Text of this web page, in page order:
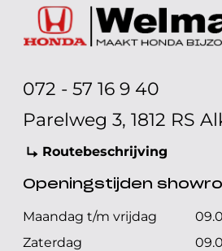
072 - 57 16 9 40
Parelweg 3, 1812 RS
Routebeschrijving
Openingstijden
Maandag t/m vrijdag
Zaterdag